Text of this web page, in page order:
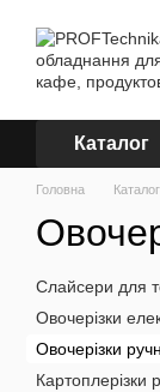
Каталог
Головна Каталог
Слайсери для
Овочерізки
Овочерізки
Картоплерізки